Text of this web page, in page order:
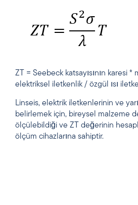
ZT = Seebeck katsayısının karesi *
elektriksel iletkenlik / özgül ısı
Linseis, elektrik iletkenlerinin ve
belirlemek için, bireysel malzeme
ölçülebildiği ve ZT değerinin
ölçüm cihazlarına sahiptir.